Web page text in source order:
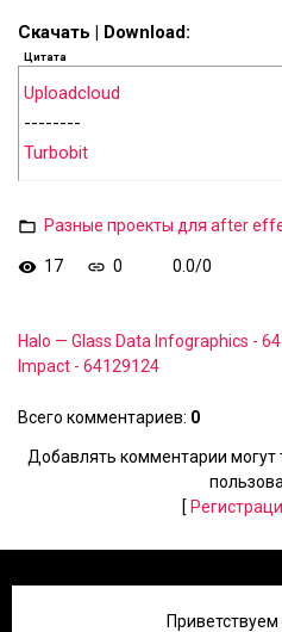
Скачать | Download:
Цитата
Uploadcloud
--------
Turbobit
Разные проекты для after
17 0 0.0/0
Halo — Glass Data Infographics -
Impact - 64129124
Всего комментариев: 0
Добавлять комментарии могут
[
Приветствуем